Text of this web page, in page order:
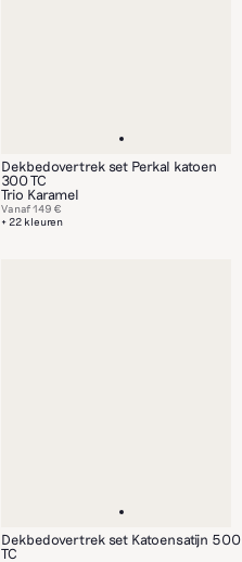
Dekbedovertrek set Perkal katoen
300 TC
Trio Karamel
+ 22 kleuren
Vanaf149 €
Dekbedovertrek set Katoensatijn 500
TC